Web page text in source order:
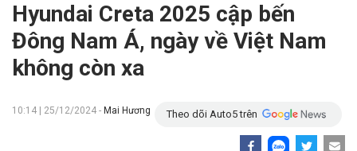
Hyundai Creta 2025 cập bến
Đông Nam Á, ngày về Việt Nam
không còn xa
10:14 | 25/12/2024 - Mai Hương Theo dõi Auto5 trên